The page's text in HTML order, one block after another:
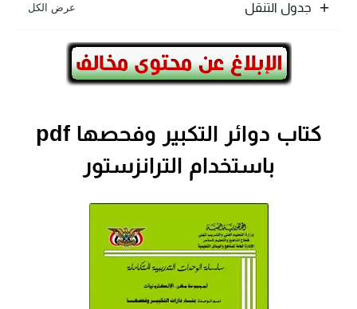
جدول التنقل
كتاب دوائر التكبير وفحصها pdf
باستخدام الترانزستور